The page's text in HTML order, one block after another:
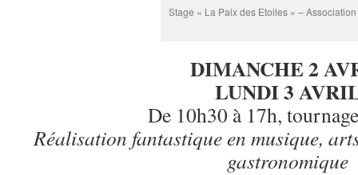
Stage « La Paix des Etoiles » –
DIMANCHE 2
LUNDI 3
De 10h30 à 17h,
Réalisation fantastique en musique,
gastronomique